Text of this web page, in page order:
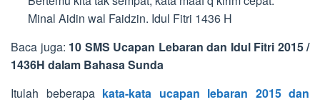
Minal Aidin wal Faidzin. Idul Fitri 1436 H
Baca juga: 10 SMS Ucapan Lebaran dan Idul Fitri 2015 /
1436H dalam Bahasa Sunda
Itulah beberapa kata-kata ucapan lebaran 2015 dan